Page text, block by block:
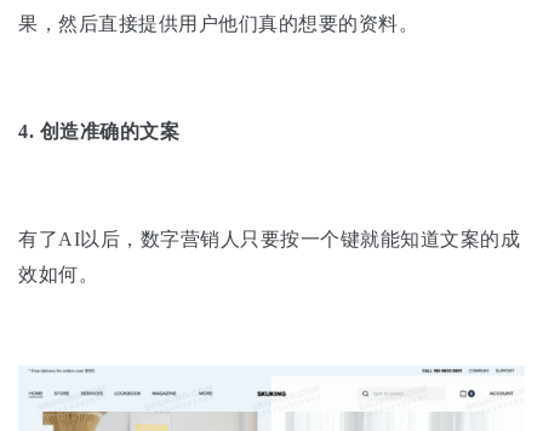
果，然后直接提供用户他们真的想要的资料。
4. 创造准确的文案
有了AI以后，数字营销人只要按一个键就能知道文案的成
效如何。